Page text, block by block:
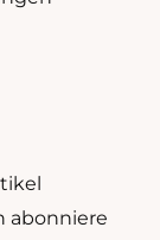
abonniere